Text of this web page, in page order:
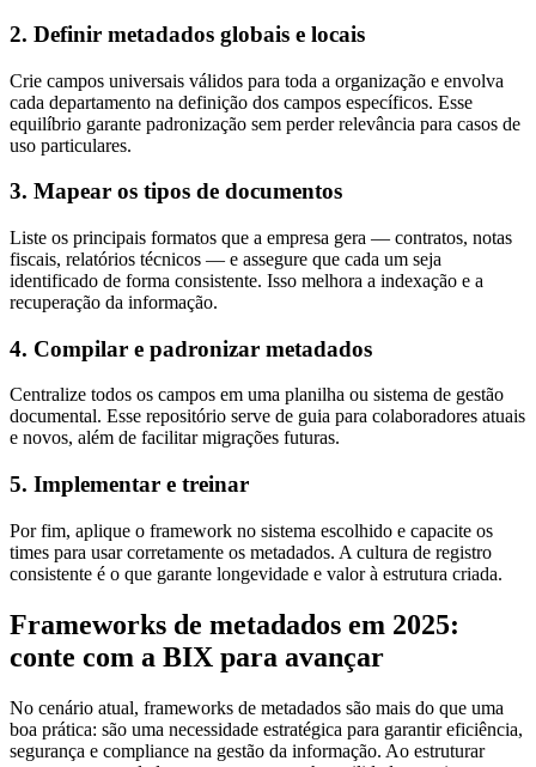
2. Definir metadados globais e locais
Crie campos universais válidos para toda a organização e envolva
cada departamento na definição dos campos específicos. Esse
equilíbrio garante padronização sem perder relevância para casos de
uso particulares.
3. Mapear os tipos de documentos
Liste os principais formatos que a empresa gera — contratos, notas
fiscais, relatórios técnicos — e assegure que cada um seja
identificado de forma consistente. Isso melhora a indexação e a
recuperação da informação.
4. Compilar e padronizar metadados
Centralize todos os campos em uma planilha ou sistema de gestão
documental. Esse repositório serve de guia para colaboradores atuais
e novos, além de facilitar migrações futuras.
5. Implementar e treinar
Por fim, aplique o framework no sistema escolhido e capacite os
times para usar corretamente os metadados. A cultura de registro
consistente é o que garante longevidade e valor à estrutura criada.
Frameworks de metadados em 2025:
conte com a BIX para avançar
No cenário atual, frameworks de metadados são mais do que uma
boa prática: são uma necessidade estratégica para garantir eficiência,
segurança e compliance na gestão da informação. Ao estruturar